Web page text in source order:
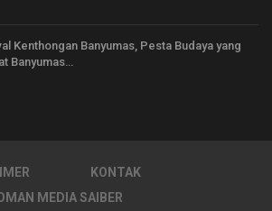
Kenthongan Banyumas, Pesta Budaya yang
Banyumas…
KONTAK
MEDIA SAIBER